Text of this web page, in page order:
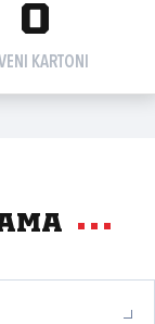
0
KARTONI